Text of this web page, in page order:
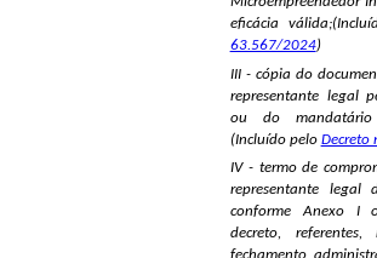
eficácia
63.567/2024)
III - cópia do
representante legal
ou do mandatário
(Incluído pelo Decreto
IV - termo de
representante legal
conforme Anexo I
decreto, referentes,